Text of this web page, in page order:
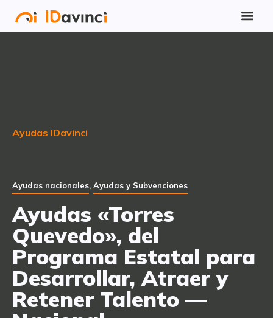
Ayudas IDavinci
Ayudas nacionales, Ayudas y Subvenciones
Ayudas «Torres
Quevedo», del
Programa Estatal para
Desarrollar, Atraer y
Retener Talento —